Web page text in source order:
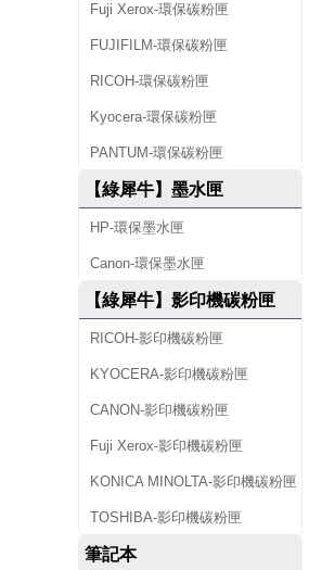
Fuji Xerox-環保碳粉匣
FUJIFILM-環保碳粉匣
RICOH-環保碳粉匣
Kyocera-環保碳粉匣
PANTUM-環保碳粉匣
【綠犀牛】墨水匣
HP-環保墨水匣
Canon-環保墨水匣
【綠犀牛】影印機碳粉匣
RICOH-影印機碳粉匣
KYOCERA-影印機碳粉匣
CANON-影印機碳粉匣
Fuji Xerox-影印機碳粉匣
KONICA MINOLTA-影印機碳粉匣
TOSHIBA-影印機碳粉匣
筆記本